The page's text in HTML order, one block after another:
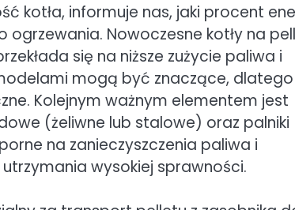
kotła, informuje nas, jaki procent
Nowoczesne kotły na
się na niższe zużycie paliwa i
mogą być znaczące, dlatego
Kolejnym ważnym elementem jest
(żeliwne lub stalowe) oraz palniki
na zanieczyszczenia paliwa i
wysokiej sprawności.